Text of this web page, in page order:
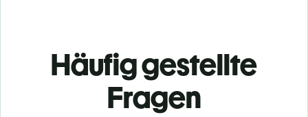
Häufig gestellte
Fragen